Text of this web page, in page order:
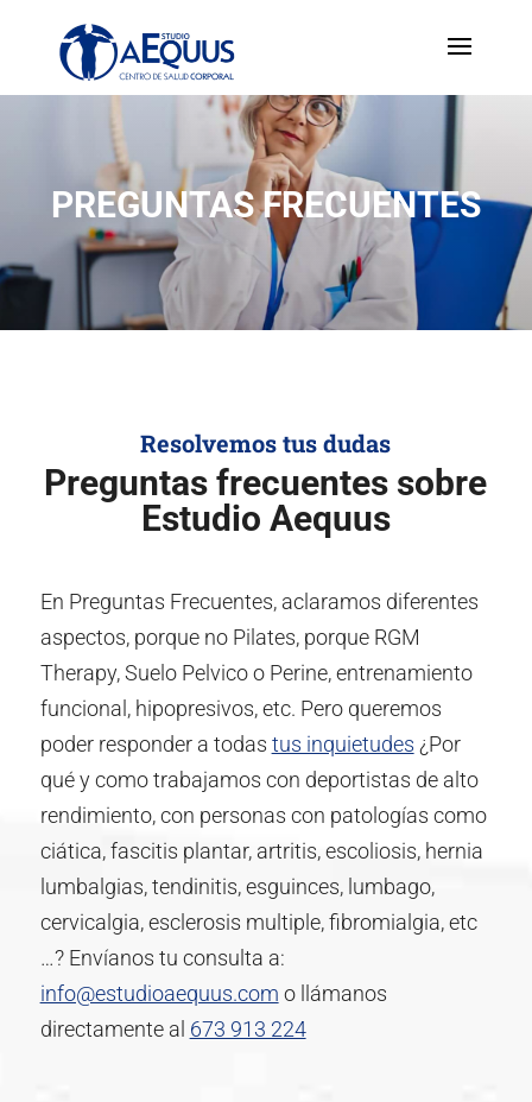
PREGUNTAS FRECUENTES
Resolvemos tus dudas
Preguntas frecuentes sobre
Estudio Aequus
En Preguntas Frecuentes, aclaramos diferentes
aspectos, porque no Pilates, porque RGM
Therapy, Suelo Pelvico o Perine, entrenamiento
funcional, hipopresivos, etc. Pero queremos
poder responder a todas tus inquietudes ¿Por
qué y como trabajamos con deportistas de alto
rendimiento, con personas con patologías como
ciática, fascitis plantar, artritis, escoliosis, hernia
lumbalgias, tendinitis, esguinces, lumbago,
cervicalgia, esclerosis multiple, fibromialgia, etc
…? Envíanos tu consulta a:
info@estudioaequus.com o llámanos
directamente al 673 913 224